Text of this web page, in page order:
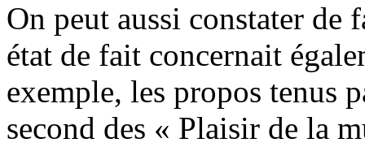
On peut aussi constater de
état de fait concernait
exemple, les propos tenus
second des « Plaisir de la